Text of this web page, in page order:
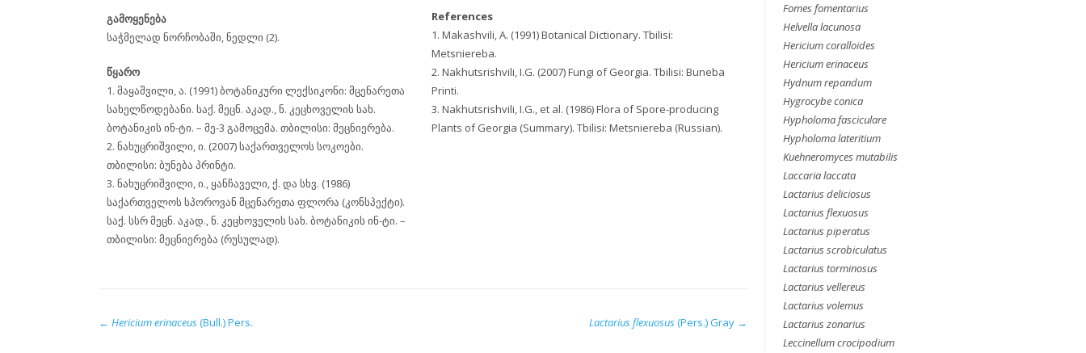
გამოყენება
საჭმელად ნორჩობაში, ნედლი (2).
წყარო
1. მაყაშვილი, ა. (1991) ბოტანიკური ლექსიკონი: მცენარეთა
სახელწოდებანი. საქ. მეცნ. აკად., ნ. კეცხოველის სახ.
ბოტანიკის ინ-ტი. – მე-3 გამოცემა. თბილისი: მეცნიერება.
2. ნახუცრიშვილი, ი. (2007) საქართველოს სოკოები.
თბილისი: ბუნება პრინტი.
3. ნახუცრიშვილი, ი., ყანჩაველი, ქ. და სხვ. (1986)
საქართველოს სპოროვან მცენარეთა ფლორა (კონსპექტი).
საქ. სსრ მეცნ. აკად., ნ. კეცხოველის სახ. ბოტანიკის ინ-ტი. –
თბილისი: მეცნიერება (რუსულად).
References
1. Makashvili, A. (1991) Botanical Dictionary. Tbilisi:
Metsniereba.
2. Nakhutsrishvili, I.G. (2007) Fungi of Georgia. Tbilisi: Buneba
Printi.
3. Nakhutsrishvili, I.G., et al. (1986) Flora of Spore-producing
Plants of Georgia (Summary). Tbilisi: Metsniereba (Russian).
← Hericium erinaceus(Bull.) Pers. Lactarius flexuosus(Pers.) Gray →
Fomes fomentarius
Helvella lacunosa
Hericium coralloides
Hericium erinaceus
Hydnum repandum
Hygrocybe conica
Hypholoma fasciculare
Hypholoma lateritium
Kuehneromyces mutabilis
Laccaria laccata
Lactarius deliciosus
Lactarius flexuosus
Lactarius piperatus
Lactarius scrobiculatus
Lactarius torminosus
Lactarius vellereus
Lactarius volemus
Lactarius zonarius
Leccinellum crocipodium